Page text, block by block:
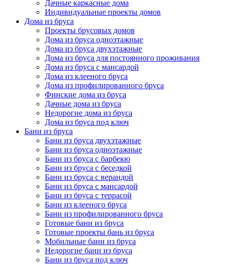
Дачные каркасные дома
Индивидуальные проекты домов
Дома из бруса
Проекты брусовых домов
Дома из бруса одноэтажные
Дома из бруса двухэтажные
Дома из бруса для постоянного проживания
Дома из бруса с мансардой
Дома из клееного бруса
Дома из профилированного бруса
Финские дома из бруса
Дачные дома из бруса
Недорогие дома из бруса
Дома из бруса под ключ
Бани из бруса
Бани из бруса двухэтажные
Бани из бруса одноэтажные
Бани из бруса с барбекю
Бани из бруса с беседкой
Бани из бруса с верандой
Бани из бруса с мансардой
Бани из бруса с террасой
Бани из клееного бруса
Бани из профилированного бруса
Готовые бани из бруса
Готовые проекты бань из бруса
Мобильные бани из бруса
Недорогие бани из бруса
Бани из бруса под ключ